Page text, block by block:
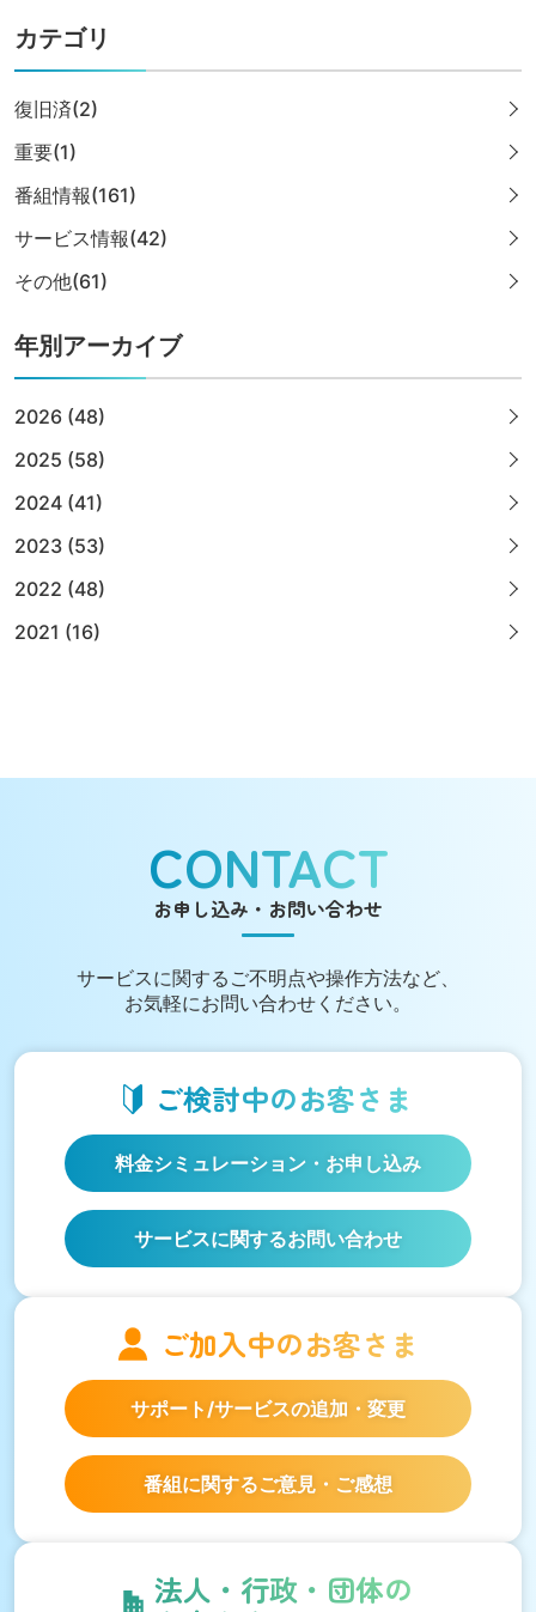
カテゴリ
復旧済(2)
重要(1)
番組情報(161)
サービス情報(42)
その他(61)
年別アーカイブ
2026 (48)
2025 (58)
2024 (41)
2023 (53)
2022 (48)
2021 (16)
CONTACT
お申し込み・お問い合わせ
サービスに関する ご不明点や操作方法など、
お気軽にお問い合わせください。
ご検討中のお客さま
料金シミュレーション ・お申し込み
サービスに関するお問い合わせ
ご加入中のお客さま
サポート/サービスの追加・変更
番組に関するご意見・ご感想
法人・行政・団体の